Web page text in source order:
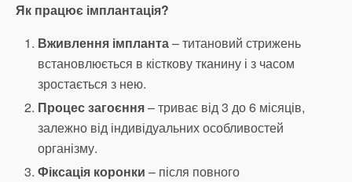
Як працює імплантація?
Вживлення імпланта– титановий стрижень
встановлюється в кісткову тканину і з часом
зростається з нею.
Процес загоєння– триває від 3 до 6 місяців,
залежно від індивідуальних особливостей
організму.
Фіксація коронки – після повного